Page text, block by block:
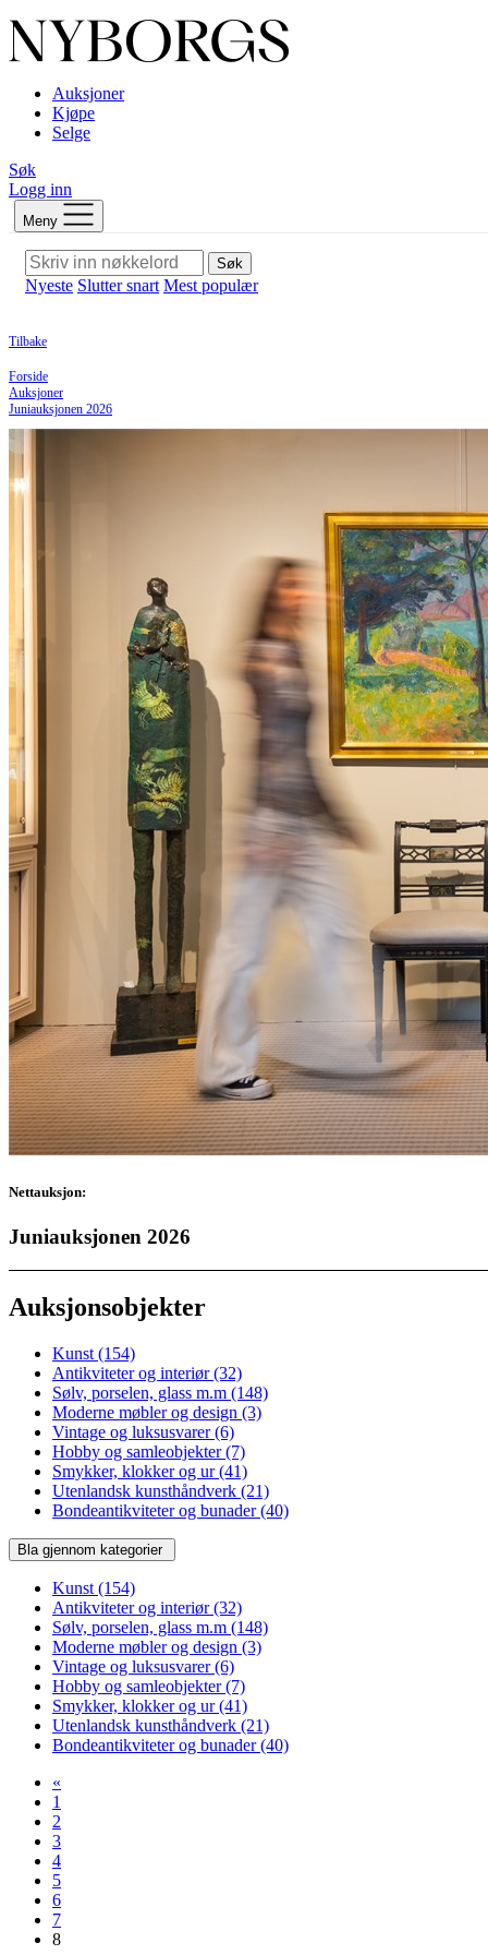
Auksjoner
Kjøpe
Selge
Søk
Logg inn
Meny
Søk
Nyeste Slutter snart Mest populær
Tilbake
Forside
Auksjoner
Juniauksjonen 2026
Nettauksjon:
Juniauksjonen 2026
Auksjonsobjekter
Kunst (154)
Antikviteter og interiør(32)
Sølv, porselen, glass m.m (148)
Moderne møbler og design (3)
Vintage og luksusvarer(6)
Hobby og samleobjekter(7)
Smykker, klokker og ur(41)
Utenlandsk kunsthåndverk (21)
Bondeantikviteter og bunader(40)
Bla gjennom kategorier
Kunst (154)
Antikviteter og interiør(32)
Sølv, porselen, glass m.m (148)
Moderne møbler og design (3)
Vintage og luksusvarer(6)
Hobby og samleobjekter(7)
Smykker, klokker og ur(41)
Utenlandsk kunsthåndverk (21)
Bondeantikviteter og bunader(40)
«
1
2
3
4
5
6
7
8